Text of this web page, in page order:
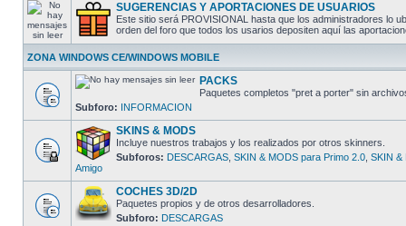
SUGERENCIAS Y APORTACIONES DE USUARIOS
Este sitio será PROVISIONAL hasta que los administradores lo
orden del foro que todos los usarios depositen aquí las
ZONA WINDOWS CE/WINDOWS MOBILE
PACKS
Paquetes completos "pret a porter" sin
Subforo: INFORMACION
SKINS & MODS
Incluye nuestros trabajos y los realizados por otros skinners.
Subforos: DESCARGAS SKIN & MODS para Primo 2.0 SKIN &
Amigo
COCHES 3D/2D
Paquetes propios y de otros desarrolladores.
Subforo: DESCARGAS